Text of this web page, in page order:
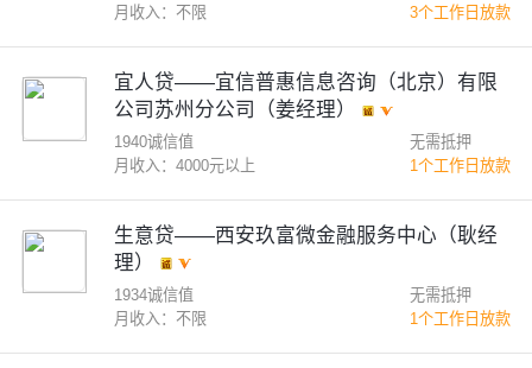
月收入：不限
3个工作日放款
宜人贷——宜信普惠信息咨询（北京）有限
公司苏州分公司（姜经理）
1940诚信值
月收入：4000元以上
无需抵押
1个工作日放款
生意贷——西安玖富微金融服务中心（耿经
理）
1934诚信值
月收入：不限
无需抵押
1个工作日放款